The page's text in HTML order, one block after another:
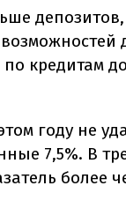
кредитам
году не
7,5%. В
более